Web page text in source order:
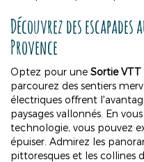
Découvrez des
Provence
Optez pour une Sortie VTT
parcourez des sentiers
électriques offrent
paysages vallonnés. En
technologie, vous pouvez
épuiser. Admirez les
pittoresques et les collines